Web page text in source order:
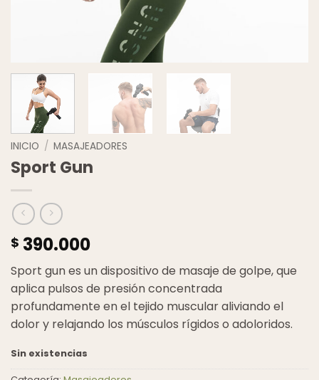
INICIO / MASAJEADORES
Sport Gun
$ 390.000
Sport gun es un dispositivo de masaje de golpe, que
aplica pulsos de presión concentrada
profundamente en el tejido muscular aliviando el
dolor y relajando los músculos rígidos o adoloridos.
Sin existencias